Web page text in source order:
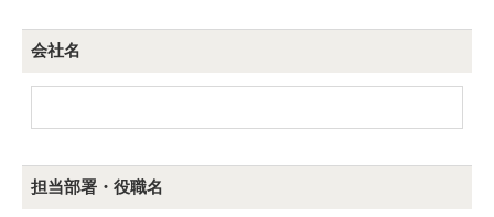
会社名
担当部署・役職名